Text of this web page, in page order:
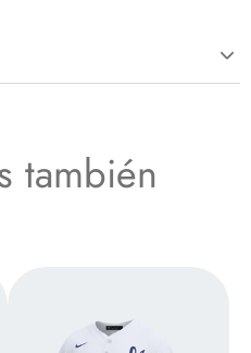
también